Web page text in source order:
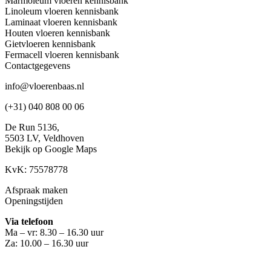
Linoleum vloeren kennisbank
Laminaat vloeren kennisbank
Houten vloeren kennisbank
Gietvloeren kennisbank
Fermacell vloeren kennisbank
Contactgegevens
info@vloerenbaas.nl
(+31) 040 808 00 06
De Run 5136,
5503 LV, Veldhoven
Bekijk op Google Maps
KvK: 75578778
Afspraak maken
Openingstijden
Via telefoon
Ma – vr: 8.30 – 16.30 uur
Za: 10.00 – 16.30 uur